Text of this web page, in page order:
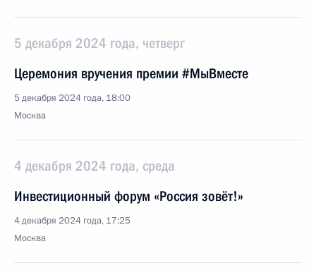
5 декабря 2024 года, четверг
Церемония вручения премии #МыВместе
5 декабря 2024 года, 18:00
Москва
4 декабря 2024 года, среда
Инвестиционный форум «Россия зовёт!»
4 декабря 2024 года, 17:25
Москва